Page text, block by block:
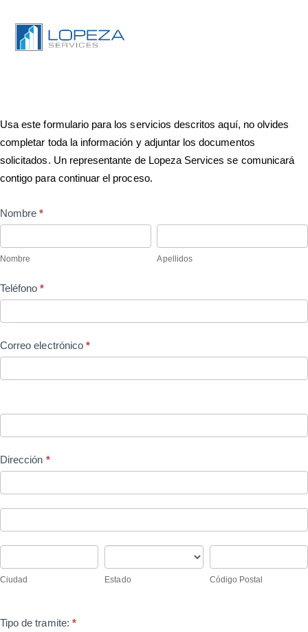
Usa este formulario para los servicios descritos aquí, no olvides
completar toda la información y adjuntar los documentos
solicitados. Un representante de Lopeza Services se comunicará
contigo para continuar el proceso.
Servicios
Varios
Nombre*
Nombre Apellidos
Teléfono*
Correo electrónico *
Dirección *
Ciudad Estado
Postal
Código Postal
Tipo de tramite: *